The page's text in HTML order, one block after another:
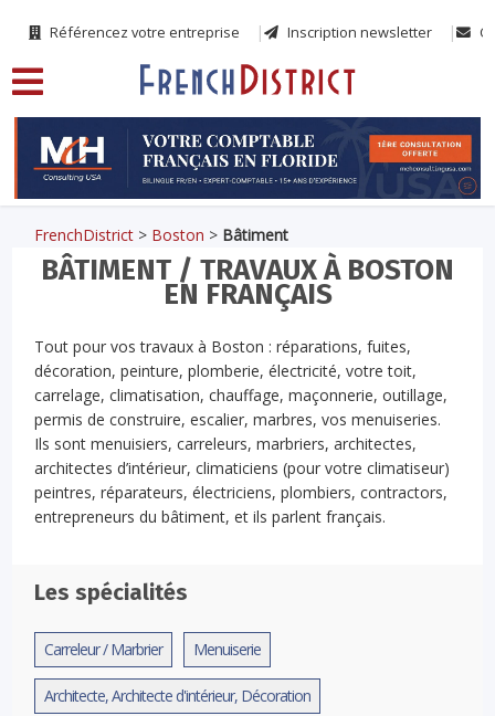
Référencez votre entreprise Inscription newsletter
FrenchDistrict > Boston > Bâtiment
BÂTIMENT / TRAVAUX À BOSTON
EN FRANÇAIS
Tout pour vos travaux à Boston : réparations, fuites,
décoration, peinture, plomberie, électricité, votre toit,
carrelage, climatisation, chauffage, maçonnerie, outillage,
permis de construire, escalier, marbres, vos menuiseries.
Ils sont menuisiers, carreleurs, marbriers, architectes,
architectes d’intérieur, climaticiens (pour votre climatiseur)
peintres, réparateurs, électriciens, plombiers, contractors,
entrepreneurs du bâtiment, et ils parlent français.
Les spécialités
Carreleur / Marbrier Menuiserie
Architecte, Architecte d'intérieur, Décoration